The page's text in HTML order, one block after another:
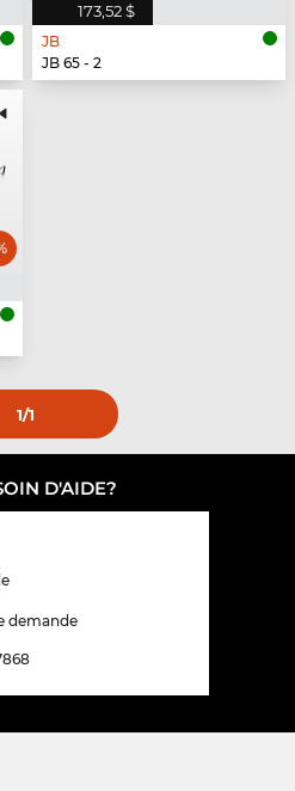
173,52 $
JB
JB 65 - 2
1/1
D'AIDE?
demande